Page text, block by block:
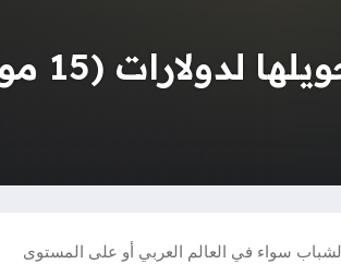
موقع وطريقة) 2025
الشباب سواء في العالم العربي أو على المستوى